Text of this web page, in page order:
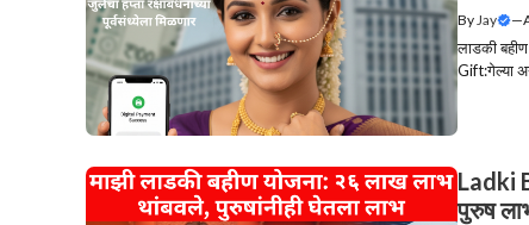
ByJay —
लाडकी
Gift:गेल्या
Ladki
पुरुष